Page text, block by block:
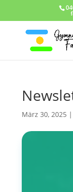
März 30, 2025 |